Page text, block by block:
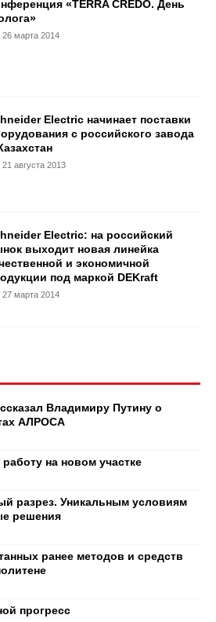
«TERRA CREDO. День
26 марта 2014
Electric начинает поставки
с российского завода
21 августа 2013
Electric: на российский
выходит новая линейка
и экономичной
под маркой DEKraft
27 марта 2014
Владимиру Путину о
АЛРОСА
на новом участке
разрез. Уникальным условиям
решения
ранее методов и средств
прогресс